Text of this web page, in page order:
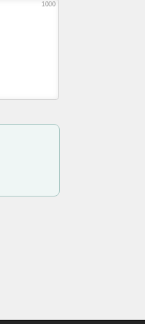
1000